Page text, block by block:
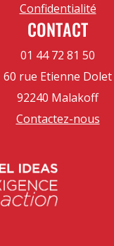
Confidentialité
CONTACT
01 44 72 81 50
60 rue Etienne Dolet
92240 Malakoff
Contactez-nous